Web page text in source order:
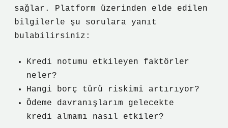
sağlar. Platform üzerinden elde edilen
bilgilerle şu sorulara yanıt
bulabilirsiniz:
Kredi notumu etkileyen faktörler
neler?
Hangi borç türü riskimi artırıyor?
Ödeme davranışlarım gelecekte
kredi almamı nasıl etkiler?